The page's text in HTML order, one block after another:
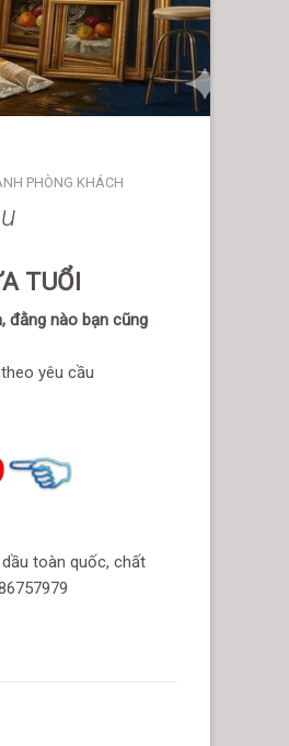
PHÒNG KHÁCH
TUỔI
đằng nào bạn cũng
yêu cầu
toàn quốc, chất